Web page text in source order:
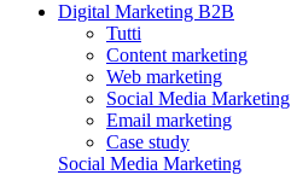
Digital Marketing B2B
Tutti
Content marketing
Web marketing
Social Media Marketing
Email marketing
Case study
Social Media Marketing